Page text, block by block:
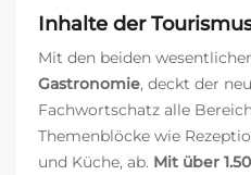
Inhalte der
Mit den beiden
Gastronomie, deckt der
Fachwortschatz alle
Themenblöcke wie
und Küche, ab. Mit über